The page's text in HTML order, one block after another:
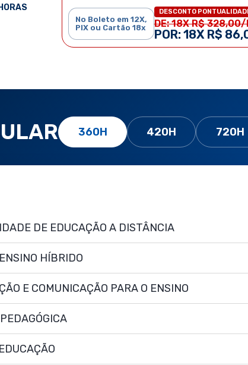
No Boleto em 12X,
PIX ou Cartão 18x
DESCONTO
DE: 18X R$ 328,00/
POR: 18X R$
360H 420H 720H
DE EDUCAÇÃO A DISTÂNCIA
HÍBRIDO
E COMUNICAÇÃO PARA O ENSINO